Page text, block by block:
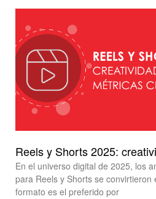
Reels y Shorts 2025:
En el universo digital de 2025, los
para Reels y Shorts se convirtieron
formato es el preferido por